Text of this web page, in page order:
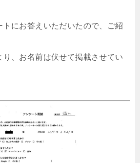
トにお答えいただいたので、ご紹
、お名前は伏せて掲載させてい